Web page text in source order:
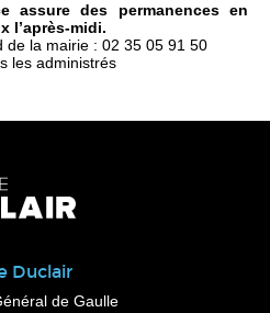
assure des permanences en
l’après-midi.
de la mairie : 02 35 05 91 50
les administrés
Duclair
de Gaulle